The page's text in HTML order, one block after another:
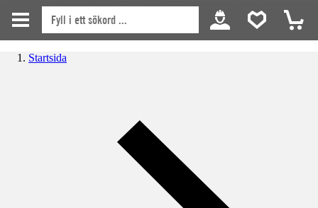
Startsida